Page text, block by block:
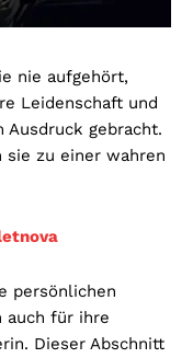
nie aufgehört,
Leidenschaft und
Ausdruck gebracht.
sie zu einer wahren
persönlichen
auch für ihre
Dieser Abschnitt